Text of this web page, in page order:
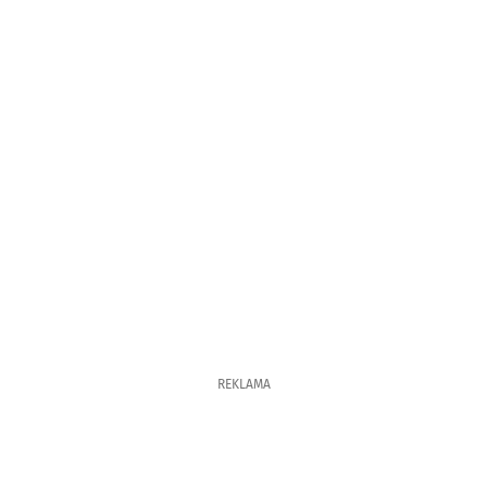
REKLAMA